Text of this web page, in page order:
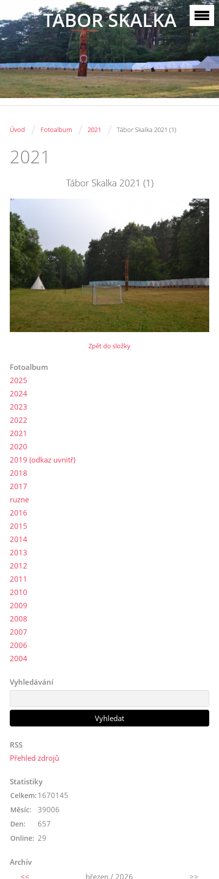
TÁBOR SKALKA
Úvod / Fotoalbum / 2021 / Tábor Skalka 2021 (1)
2021
Tábor Skalka 2021 (1)
Zpět do složky
Fotoalbum
2025
2024
2023
2022
2021
2020
2019 (odkaz uvnitř)
2018
2017
ruzne
2016
2015
2014
2013
2012
2011
2010
2009
2008
2007
2006
2004
Vyhledávání
RSS
Přehled zdrojů
Statistiky
Online: 29
Celkem: 1670145
Měsíc: 39006
Den: 657
Archiv
<<
březen / 2026 >>